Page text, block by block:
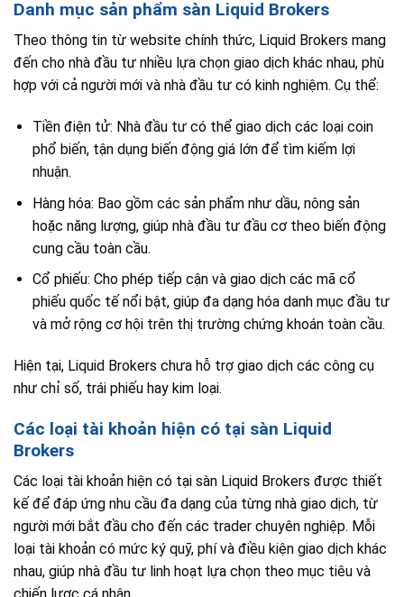
Danh mục sản phẩm sàn Liquid Brokers
Theo thông tin từ website chính thức, Liquid Brokers mang
đến cho nhà đầu tư nhiều lựa chọn giao dịch khác nhau, phù
hợp với cả người mới và nhà đầu tư có kinh nghiệm. Cụ thể:
Tiền điện tử: Nhà đầu tư có thể giao dịch các loại coin
phổ biến, tận dụng biến động giá lớn để tìm kiếm lợi
nhuận.
Hàng hóa: Bao gồm các sản phẩm như dầu, nông sản
hoặc năng lượng, giúp nhà đầu tư đầu cơ theo biến động
cung cầu toàn cầu.
Cổ phiếu: Cho phép tiếp cận và giao dịch các mã cổ
phiếu quốc tế nổi bật, giúp đa dạng hóa danh mục đầu tư
và mở rộng cơ hội trên thị trường chứng khoán toàn cầu.
Hiện tại, Liquid Brokers chưa hỗ trợ giao dịch các công cụ
như chỉ số, trái phiếu hay kim loại.
Các loại tài khoản hiện có tại sàn Liquid
Brokers
Các loại tài khoản hiện có tại sàn Liquid Brokers được thiết
kế để đáp ứng nhu cầu đa dạng của từng nhà giao dịch, từ
người mới bắt đầu cho đến các trader chuyên nghiệp. Mỗi
loại tài khoản có mức ký quỹ, phí và điều kiện giao dịch khác
nhau, giúp nhà đầu tư linh hoạt lựa chọn theo mục tiêu và